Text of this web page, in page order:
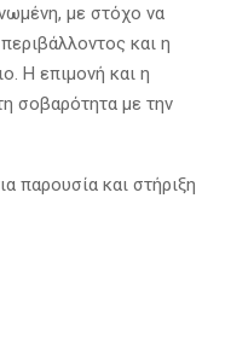
με στόχο να
και η
Η επιμονή και η
σοβαρότητα με την
παρουσία και στήριξη